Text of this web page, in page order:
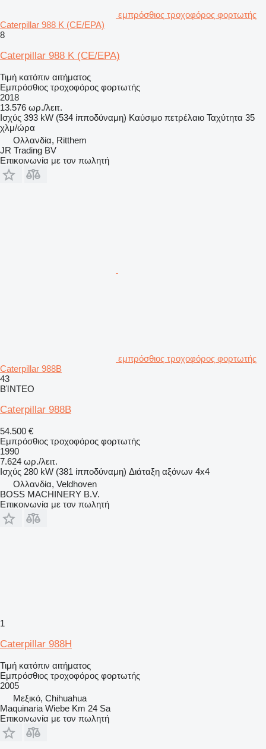
εμπρόσθιος τροχοφόρος φορτωτής
Caterpillar 988 K (CE/EPA)
8
Caterpillar 988 K (CE/EPA)
Τιμή κατόπιν αιτήματος
Εμπρόσθιος τροχοφόρος φορτωτής
2018
13.576 ωρ./λειτ.
Ισχύς 393 kW (534 ίπποδύναμη) Καύσιμο πετρέλαιο Ταχύτητα 35
χλμ/ώρα
Ολλανδία, Ritthem
JR Trading BV
Επικοινωνία με τον πωλητή
εμπρόσθιος τροχοφόρος φορτωτής
Caterpillar 988B
43
ΒΊΝΤΕΟ
Caterpillar 988B
54.500 €
Εμπρόσθιος τροχοφόρος φορτωτής
1990
7.624 ωρ./λειτ.
Ισχύς 280 kW (381 ίπποδύναμη) Διάταξη αξόνων 4x4
Ολλανδία, Veldhoven
BOSS MACHINERY B.V.
Επικοινωνία με τον πωλητή
1
Caterpillar 988H
Τιμή κατόπιν αιτήματος
Εμπρόσθιος τροχοφόρος φορτωτής
2005
Μεξικό, Chihuahua
Maquinaria Wiebe Km 24 Sa
Επικοινωνία με τον πωλητή